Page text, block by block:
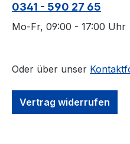
0341 - 590 27 65
Mo-Fr, 09:00 - 17:00 Uhr
Oder über unser
Vertrag widerrufen